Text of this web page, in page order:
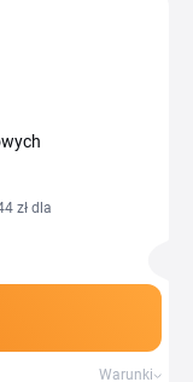
przy
się przed
zł dla
Warunki